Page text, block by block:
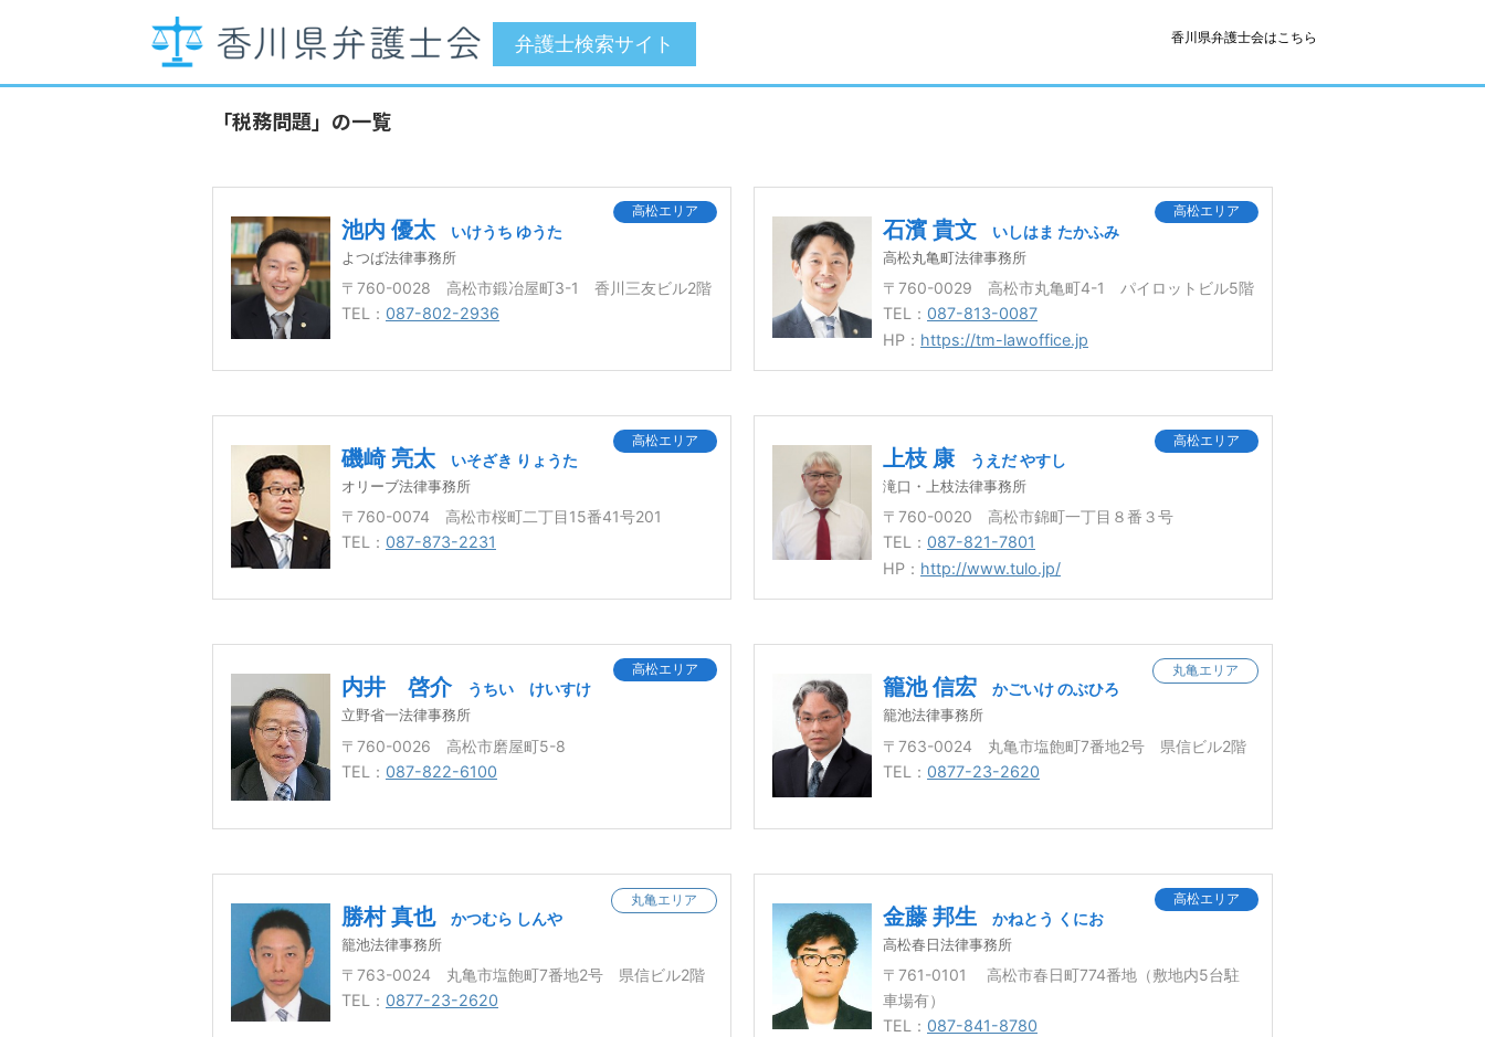
弁護士検索サイト 香川県弁護士会はこちら
「税務問題」の一覧
高松エリア
池内 優太 いけうち ゆうた
よつば法律事務所
〒760-0028 高松市鍛冶屋町3-1 香川三友ビル2階
TEL： 087-802-2936
高松エリア
石濱 貴文 いしはま たかふみ
高松丸亀町法律事務所
〒760-0029 高松市丸亀町4-1 パイロットビル5階
TEL： 087-813-0087
HP： https://tm-lawoffice.jp
高松エリア
磯崎 亮太 いそざき りょうた
オリーブ法律事務所
〒760-0074 高松市桜町二丁目15番41号201
TEL： 087-873-2231
高松エリア
上枝 康 うえだ やすし
滝口・上枝法律事務所
〒760-0020 高松市錦町一丁目８番３号
TEL： 087-821-7801
HP： http://www.tulo.jp/
高松エリア
内井 啓介 うちい けいすけ
立野省一法律事務所
〒760-0026 高松市磨屋町5-8
TEL： 087-822-6100
丸亀エリア
籠池 信宏 かごいけ のぶひろ
籠池法律事務所
〒763-0024 丸亀市塩飽町7番地2号 県信ビル2階
TEL： 0877-23-2620
丸亀エリア
勝村 真也 かつむら しんや
籠池法律事務所
〒763-0024 丸亀市塩飽町7番地2号 県信ビル2階
TEL： 0877-23-2620
高松エリア
金藤 邦生 かねとう くにお
高松春日法律事務所
〒761-0101 高松市春日町774番地（敷地内5台駐
車場有）
TEL： 087-841-8780